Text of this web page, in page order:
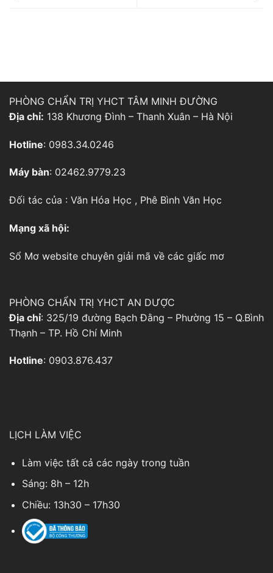
PHÒNG CHẨN TRỊ YHCT TÂM MINH ĐƯỜNG
Địa chỉ: 138 Khương Đình – Thanh Xuân – Hà Nội
Hotline: 0983.34.0246
Máy bàn: 02462.9779.23
Đối tác của : Văn Hóa Học , Phê Bình Văn Học
Mạng xã hội:
Sổ Mơ website chuyên giải mã về các giấc mơ
PHÒNG CHẨN TRỊ YHCT AN DƯỢC
Địa chỉ: 325/19 đường Bạch Đằng – Phường 15 – Q.Bình
Thạnh – TP. Hồ Chí Minh
Hotline: 0903.876.437
LỊCH LÀM VIỆC
Làm việc tất cả các ngày trong tuần
Sáng: 8h – 12h
Chiều: 13h30 – 17h30